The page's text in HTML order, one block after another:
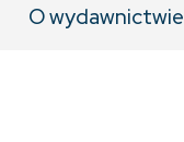
O wydawnictwie